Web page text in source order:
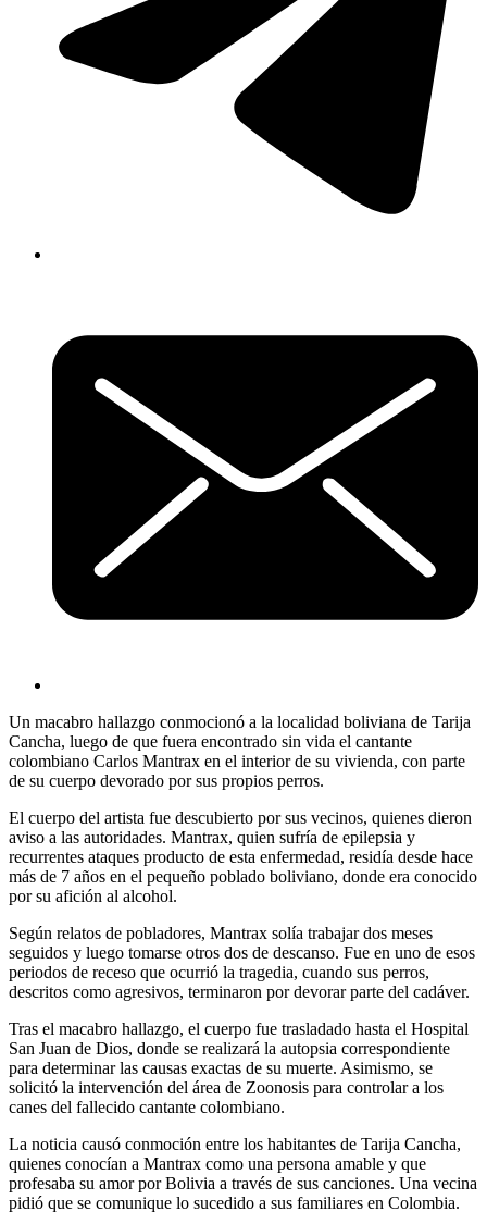
Un macabro hallazgo conmocionó a la localidad boliviana de Tarija
Cancha, luego de que fuera encontrado sin vida el cantante
colombiano Carlos Mantrax en el interior de su vivienda, con parte
de su cuerpo devorado por sus propios perros.
El cuerpo del artista fue descubierto por sus vecinos, quienes dieron
aviso a las autoridades. Mantrax, quien sufría de epilepsia y
recurrentes ataques producto de esta enfermedad, residía desde hace
más de 7 años en el pequeño poblado boliviano, donde era conocido
por su afición al alcohol.
Según relatos de pobladores, Mantrax solía trabajar dos meses
seguidos y luego tomarse otros dos de descanso. Fue en uno de esos
periodos de receso que ocurrió la tragedia, cuando sus perros,
descritos como agresivos, terminaron por devorar parte del cadáver.
Tras el macabro hallazgo, el cuerpo fue trasladado hasta el Hospital
San Juan de Dios, donde se realizará la autopsia correspondiente
para determinar las causas exactas de su muerte. Asimismo, se
solicitó la intervención del área de Zoonosis para controlar a los
canes del fallecido cantante colombiano.
La noticia causó conmoción entre los habitantes de Tarija Cancha,
quienes conocían a Mantrax como una persona amable y que
profesaba su amor por Bolivia a través de sus canciones. Una vecina
pidió que se comunique lo sucedido a sus familiares en Colombia.